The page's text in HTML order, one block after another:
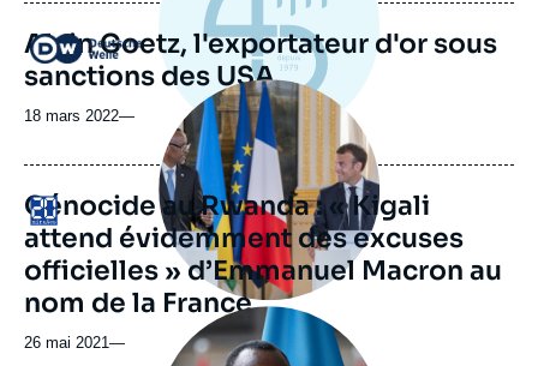
Logo
Alain Goetz, l'exportateur d'or sous
sanctions des USA
18 mars 2022—
Logo
Image
principale
médiatique
Génocide au Rwanda : « Kigali
attend évidemment des excuses
officielles » d’Emmanuel Macron au
nom de la France
26 mai 2021—
Image
principale
médiatique